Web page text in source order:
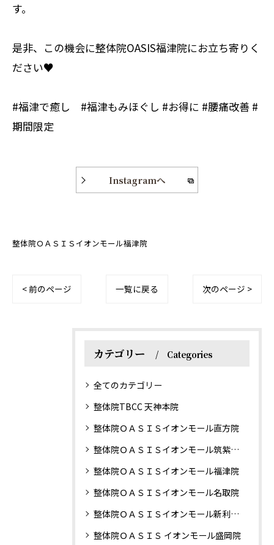
す。
是非、この機会に整体院OASIS福津院にお立ち寄りく
ださい♥
#福津で癒し #福津もみほぐし #お得に #腰痛改善 #
期間限定
Instagramへ
整体院ＯＡＳＩＳイオンモール福津院
< 前のページ 一覧に戻る 次のページ >
カテゴリー Categories
全てのカテゴリー
整体院TBCC 天神本院
整体院ＯＡＳＩＳイオンモール直方院
整体院ＯＡＳＩＳイオンモール筑紫野院
整体院ＯＡＳＩＳイオンモール福津院
整体院ＯＡＳＩＳイオンモール名取院
整体院ＯＡＳＩＳイオンモール新利府南館院
整体院ＯＡＳＩＳ イオンモール盛岡院